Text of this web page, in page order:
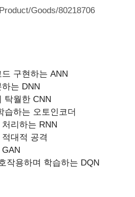
Goods/80218706
구현하는 ANN
는 DNN
탁월한 CNN
습하는 오토인코더
리하는 RNN
대적 공격
작용하며 학습하는 DQN